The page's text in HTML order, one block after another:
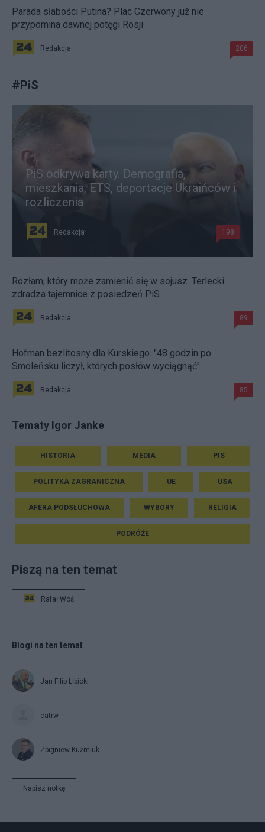
Parada słabości Putina? Plac Czerwony już nie
przypomina dawnej potęgi Rosji
Redakcja 206
#PiS
PiS odkrywa karty. Demografia,
mieszkania, ETS, deportacje Ukraińców i
rozliczenia
Redakcja 198
Rozłam, który może zamienić się w sojusz. Terlecki
zdradza tajemnice z posiedzeń PiS
Redakcja 89
Hofman bezlitosny dla Kurskiego. "48 godzin po
Smoleńsku liczył, których posłów wyciągnąć"
Redakcja 85
Tematy Igor Janke
HISTORIA MEDIA PIS
POLITYKA ZAGRANICZNA UE USA
AFERA PODSŁUCHOWA WYBORY RELIGIA
PODRÓŻE
Piszą na ten temat
Rafał Woś
Blogi na ten temat
Jan Filip Libicki
catrw
Zbigniew Kuźmiuk
Napisz notkę